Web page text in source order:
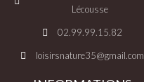
Lécousse
02.99.99.15.82
loisirsnature35@gmail.com